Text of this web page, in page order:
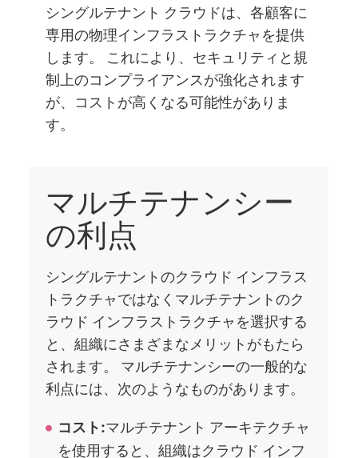
シングルテナント クラウドは、各顧客に
専用の物理インフラストラクチャを提供
します。 これにより、セキュリティと規
制上のコンプライアンスが強化されます
が、コストが高くなる可能性がありま
す。
マルチテナンシー
の利点
シングルテナントのクラウド インフラス
トラクチャではなくマルチテナントのク
ラウド インフラストラクチャを選択する
と、組織にさまざまなメリットがもたら
されます。 マルチテナンシーの一般的な
利点には、次のようなものがあります。
コスト:マルチテナント アーキテクチャ
を使用すると、組織はクラウド インフ